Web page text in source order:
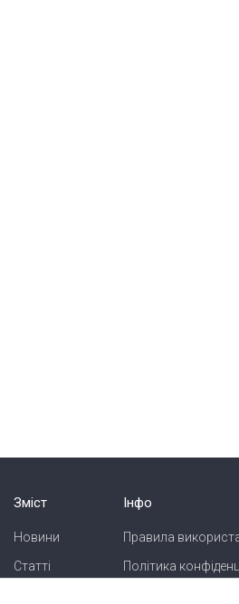
Зміст
Новини
Статті
Інфо
Правила
Політика